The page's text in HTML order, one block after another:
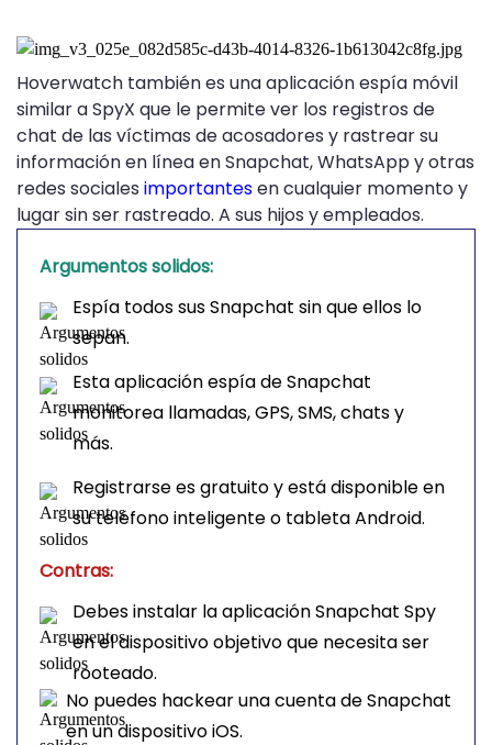
Hoverwatch también es una aplicación espía móvil
similar a SpyX que le permite ver los registros de
chat de las víctimas de acosadores y rastrear su
información en línea en Snapchat, WhatsApp y otras
redes sociales importantesen cualquier momento y
lugar sin ser rastreado. A sus hijos y empleados.
Argumentos solidos:
Espía todos sus Snapchat sin que ellos lo
sepan.
Esta aplicación espía de Snapchat
monitorea llamadas, GPS, SMS, chats y
más.
Registrarse es gratuito y está disponible en
su teléfono inteligente o tableta Android.
Contras:
Debes instalar la aplicación Snapchat Spy
en el dispositivo objetivo que necesita ser
rooteado.
No puedes hackear una cuenta de Snapchat
en un dispositivo iOS.